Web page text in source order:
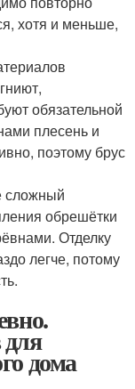
хотя и меньше,
обязательной
плесень и
поэтому брус
сложный
обрешётки
Отделку
легче, потому
дома